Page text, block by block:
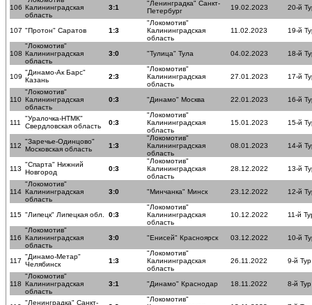
106 Калининградская
область
3:1
"Ленинградка" Санкт-
Петербург
19.02.2023 20-й
107 "Протон" Саратов 1:3
"Локомотив"
Калининградская
область
11.02.2023 19-й
108
"Локомотив"
Калининградская
область
3:0 "Тулица" Тула 04.02.2023 18-й
109
"Динамо-Ак Барс"
Казань
2:3
"Локомотив"
Калининградская
область
27.01.2023 17-й
110
"Локомотив"
Калининградская
область
0:3 "Динамо" Москва 22.01.2023 16-й
111
"Уралочка-НТМК"
Свердловская область
0:3
"Локомотив"
Калининградская
область
15.01.2023 15-й
112
"Заречье-Одинцово"
Московская область
1:3
"Локомотив"
Калининградская
область
08.01.2023 14-й
113
"Спарта" Нижний
Новгород
0:3
"Локомотив"
Калининградская
область
28.12.2022 13-й
114
"Локомотив"
Калининградская
область
3:0 "Минчанка" Минск 23.12.2022 12-й
115 "Липецк" Липецкая обл. 0:3
"Локомотив"
Калининградская
область
10.12.2022 11-й
116
"Локомотив"
Калининградская
область
3:0 "Енисей" Красноярск 03.12.2022 10-й
117
"Динамо-Метар"
Челябинск
1:3
"Локомотив"
Калининградская
область
26.11.2022 9-й Тур
118
"Локомотив"
Калининградская
область
3:1 "Динамо" Краснодар 18.11.2022 8-й Тур
"Ленинградка" Санкт-
"Локомотив"